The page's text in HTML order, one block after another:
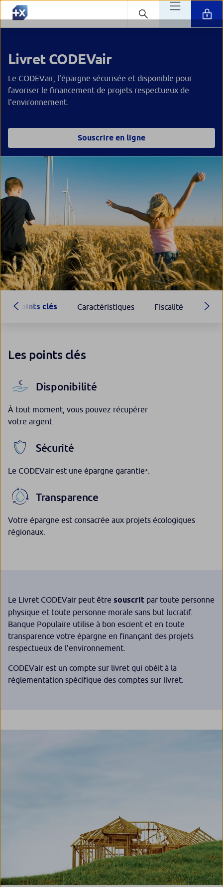
Livret CODEVair
Le CODEVair, l'épargne sécurisée et disponible pour
favoriser le financement de projets respectueux de
l'environnement.
Souscrire en ligne
Points clés Caractéristiques Fiscalité
Les points clés
Disponibilité
À tout moment, vous pouvez récupérer
votre argent.
Sécurité
Le CODEVair est une épargne garantie*
Transparence
Votre épargne est consacrée aux projets écologiques
régionaux.
Le Livret CODEVair peut être souscrit par toute personne
physique et toute personne morale sans but lucratif.
Banque Populaire utilise à bon escient et en toute
transparence votre épargne en finançant des projets
respectueux de l’environnement.
CODEVair est un compte sur livret qui obéit à la
réglementation spécifique des comptes sur livret.